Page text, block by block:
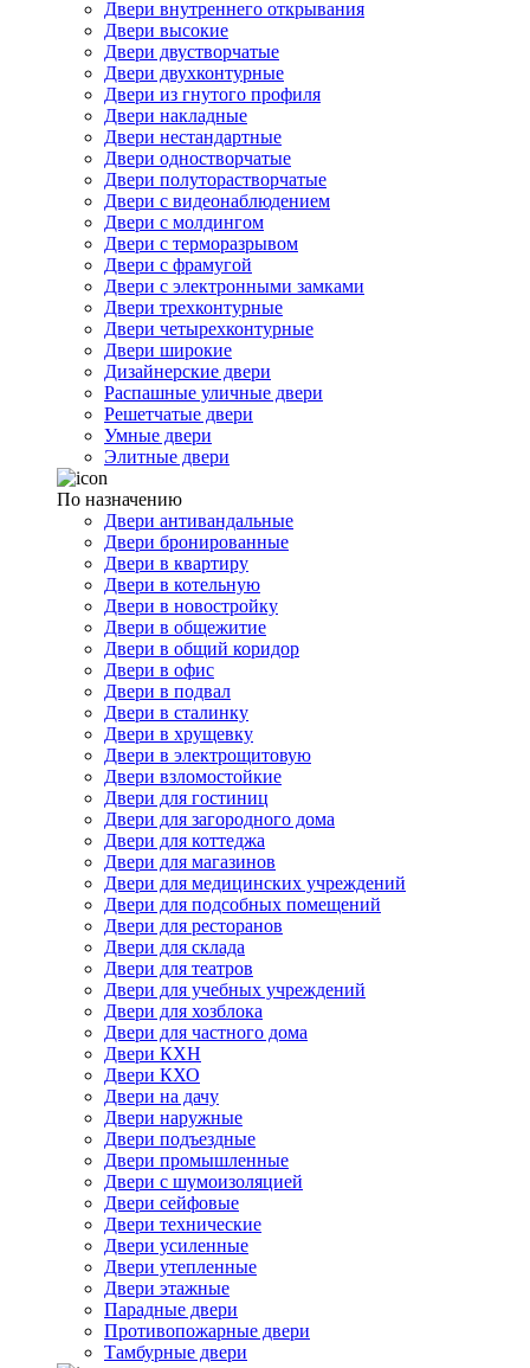
Двери внутреннего открывания
Двери высокие
Двери двустворчатые
Двери двухконтурные
Двери из гнутого профиля
Двери накладные
Двери нестандартные
Двери одностворчатые
Двери полуторастворчатые
Двери с видеонаблюдением
Двери с молдингом
Двери с терморазрывом
Двери с фрамугой
Двери с электронными замками
Двери трехконтурные
Двери четырехконтурные
Двери широкие
Дизайнерские двери
Распашные уличные двери
Решетчатые двери
Умные двери
Элитные двери
По назначению
Двери антивандальные
Двери бронированные
Двери в квартиру
Двери в котельную
Двери в новостройку
Двери в общежитие
Двери в общий коридор
Двери в офис
Двери в подвал
Двери в сталинку
Двери в хрущевку
Двери в электрощитовую
Двери взломостойкие
Двери для гостиниц
Двери для загородного дома
Двери для коттеджа
Двери для магазинов
Двери для медицинских учреждений
Двери для подсобных помещений
Двери для ресторанов
Двери для склада
Двери для театров
Двери для учебных учреждений
Двери для хозблока
Двери для частного дома
Двери КХН
Двери КХО
Двери на дачу
Двери наружные
Двери подъездные
Двери промышленные
Двери с шумоизоляцией
Двери сейфовые
Двери технические
Двери усиленные
Двери утепленные
Двери этажные
Парадные двери
Противопожарные двери
Тамбурные двери